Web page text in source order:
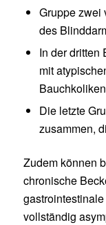
Gruppe zwei
des
In der dritten
mit
Die letzte
zusammen,
Zudem können
chronische
vollständig